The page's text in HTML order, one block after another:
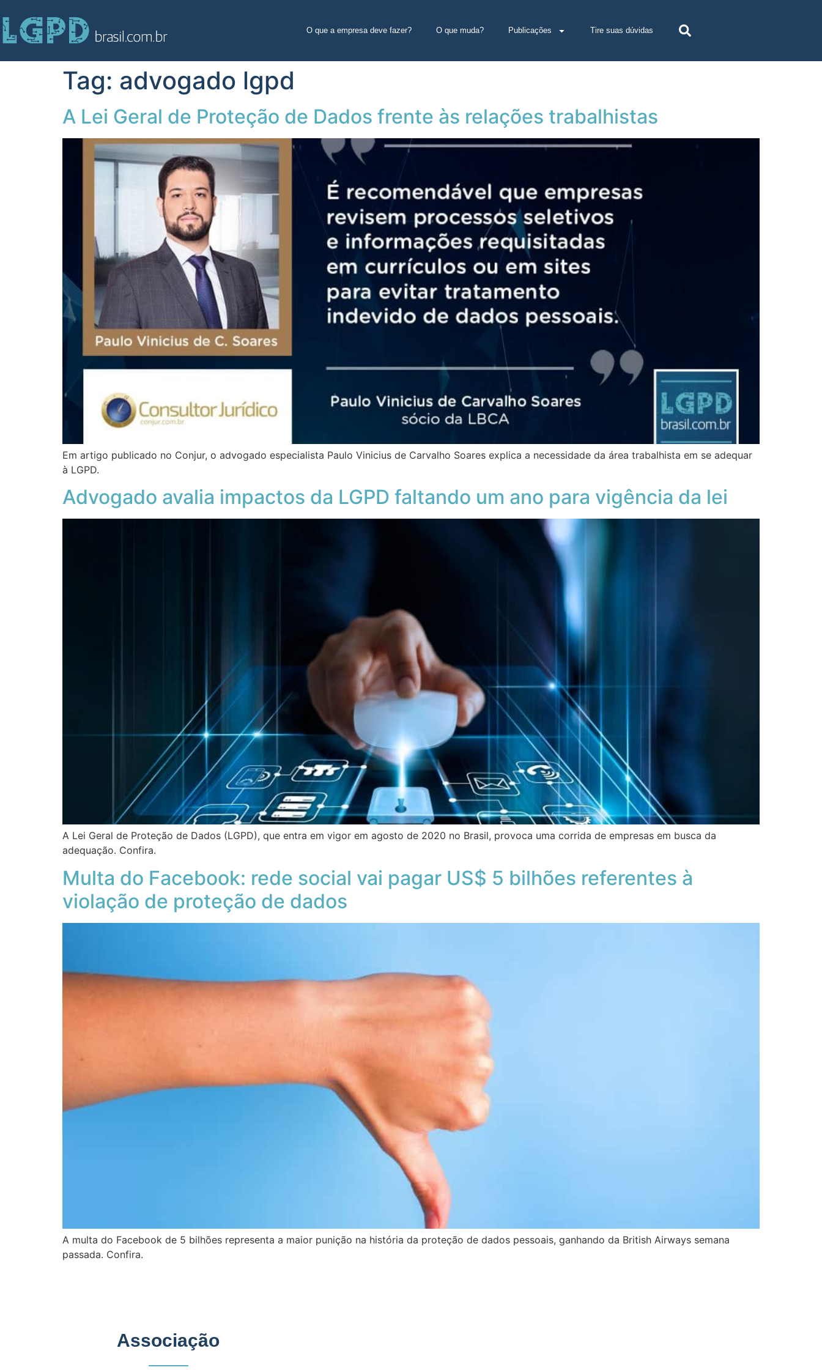
O que a empresa deve fazer? O que muda? Publicações Tire suas dúvidas
Tag: advogado lgpd
A Lei Geral de Proteção de Dados frente às relações trabalhistas
Em artigo publicado no Conjur, o advogado especialista Paulo Vinicius de Carvalho Soares explica a necessidade da área trabalhista em se adequar
à LGPD.
Advogado avalia impactos da LGPD faltando um ano para vigência da lei
A Lei Geral de Proteção de Dados (LGPD), que entra em vigor em agosto de 2020 no Brasil, provoca uma corrida de empresas em busca da
adequação. Confira.
Multa do Facebook: rede social vai pagar US$ 5 bilhões referentes à
violação de proteção de dados
A multa do Facebook de 5 bilhões representa a maior punição na história da proteção de dados pessoais, ganhando da British Airways semana
passada. Confira.
Associação